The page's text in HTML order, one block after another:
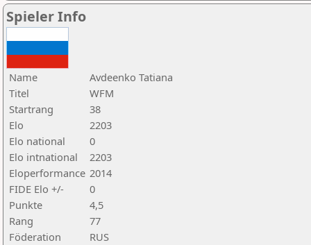
Spieler Info
Name
Avdeenko Tatiana
Titel
WFM
Startrang
38
Elo
2203
Elo national
0
Elo intnational
2203
Eloperformance 2014
FIDE Elo +/-
0
Punkte
4,5
Rang
77
Föderation
RUS